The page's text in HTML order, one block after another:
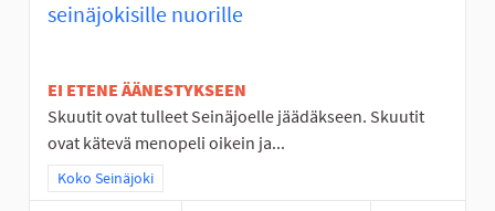
seinäjokisille nuorille
EI ETENE ÄÄNESTYKSEEN
Skuutit ovat tulleet Seinäjoelle jäädäkseen. Skuutit
ovat kätevä menopeli oikein ja...
Rajaa tulokset teeman mukaan: Koko Seinäjoki
Koko Seinäjoki